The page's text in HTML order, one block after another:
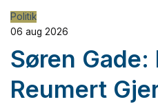
Politik
06 aug 2026
Søren Gade:
Reumert